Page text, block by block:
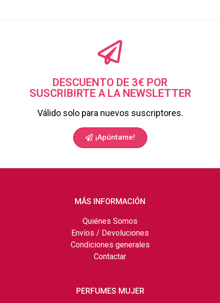
DESCUENTO DE 3€ POR
SUSCRIBIRTE A LA NEWSLETTER
Válido solo para nuevos suscriptores.
¡Apúntame!
MÁS INFORMACIÓN
Quiénes Somos
Envíos / Devoluciones
Condiciones generales
Contactar
PERFUMES MUJER